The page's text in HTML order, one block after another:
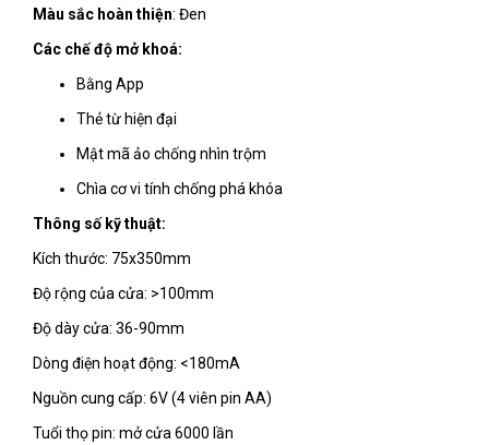
Màu sắc hoàn thiện: Đen
Các chế độ mở khoá:
Bằng App
Thẻ từ hiện đại
Mật mã ảo chống nhìn trộm
Chìa cơ vi tính chống phá khóa
Thông số kỹ thuật:
Kích thước: 75x350mm
Độ rộng của cửa: >100mm
Độ dày cửa: 36-90mm
Dòng điện hoạt động: <180mA
Nguồn cung cấp: 6V (4 viên pin AA)
Tuổi thọ pin: mở cửa 6000 lần